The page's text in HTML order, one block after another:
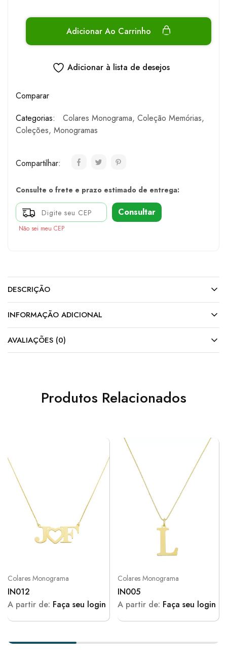
Adicionar Ao Carrinho
Adicionar à lista de desejos
Comparar
Categorias:
Colares Monograma, Coleção Memórias,
Coleções, Monogramas
Compartilhar:
Consulte o frete e prazo estimado de entrega:
Consultar
Não sei meu CEP
DESCRIÇÃO
INFORMAÇÃO ADICIONAL
AVALIAÇÕES (0)
Produtos Relacionados
Colares Monograma
IN012
A partir de: Faça seu login
Colares Monograma
IN005
A partir de: Faça seu login